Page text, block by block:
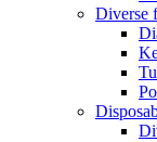
Diverse